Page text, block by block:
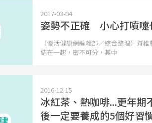
2017-03-04
姿勢不正確 小心打噴嚏
（優活健康網編輯部／綜合整理）脊
結在一起，密不可分，其中
2016-12-15
冰紅茶、熱咖啡...更年
後一定要養成的5個好習
面對
向「
務，
康
康新